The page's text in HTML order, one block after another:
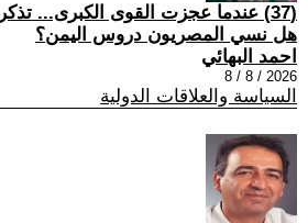
(37) عندما عجزت القوى الكبرى...
هل نسي المصريون دروس اليمن؟
احمد البهائي
2026 / 8 / 8
السياسة والعلاقات الدولية